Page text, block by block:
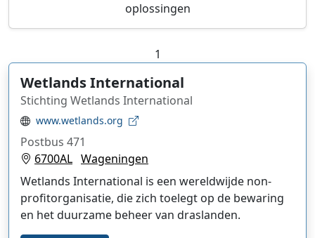
oplossingen
1
Wetlands International
Stichting Wetlands International
www.wetlands.org
Postbus 471
6700AL Wageningen
Wetlands International is een wereldwijde non-
profitorganisatie, die zich toelegt op de bewaring
en het duurzame beheer van draslanden.